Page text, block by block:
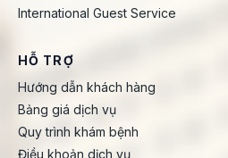
International Guest Service
HỖ TRỢ
Hướng dẫn khách hàng
Bảng giá dịch vụ
Quy trình khám bệnh
Điều khoản dịch vụ